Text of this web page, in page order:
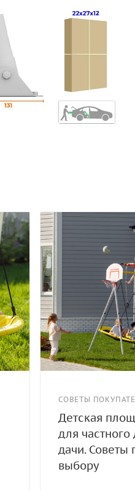
СОВЕТЫ
Детская
для
дачи. Советы
выбору